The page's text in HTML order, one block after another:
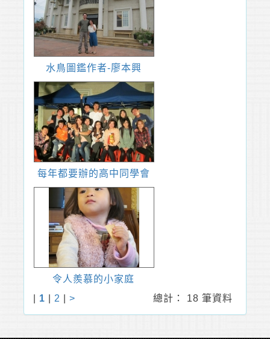
水鳥圖鑑作者-廖本興
每年都要辦的高中同學會
令人羨慕的小家庭
1 2 > 總計： 18 筆資料